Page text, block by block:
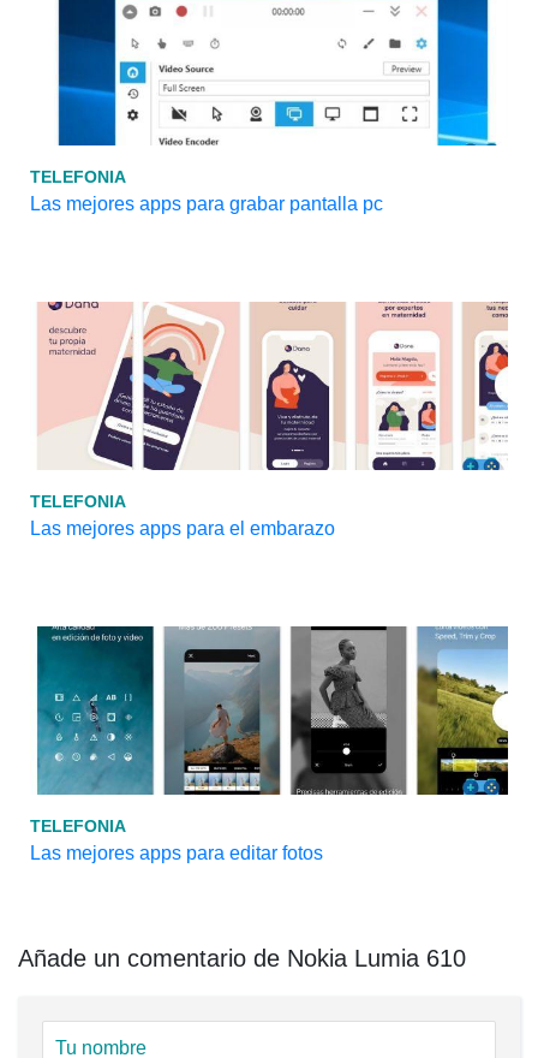
TELEFONIA
Las mejores apps para grabar pantalla pc
TELEFONIA
Las mejores apps para el embarazo
TELEFONIA
Las mejores apps para editar fotos
Añade un comentario de Nokia Lumia 610